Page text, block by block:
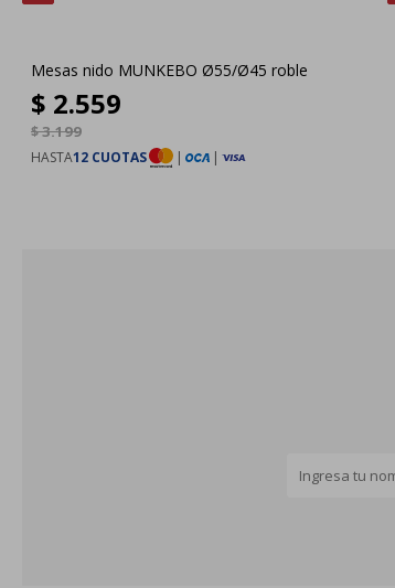
Mesas nido MUNKEBO Ø55/Ø45 roble
$ 2.559
$3.199
HASTA12 CUOTAS | |